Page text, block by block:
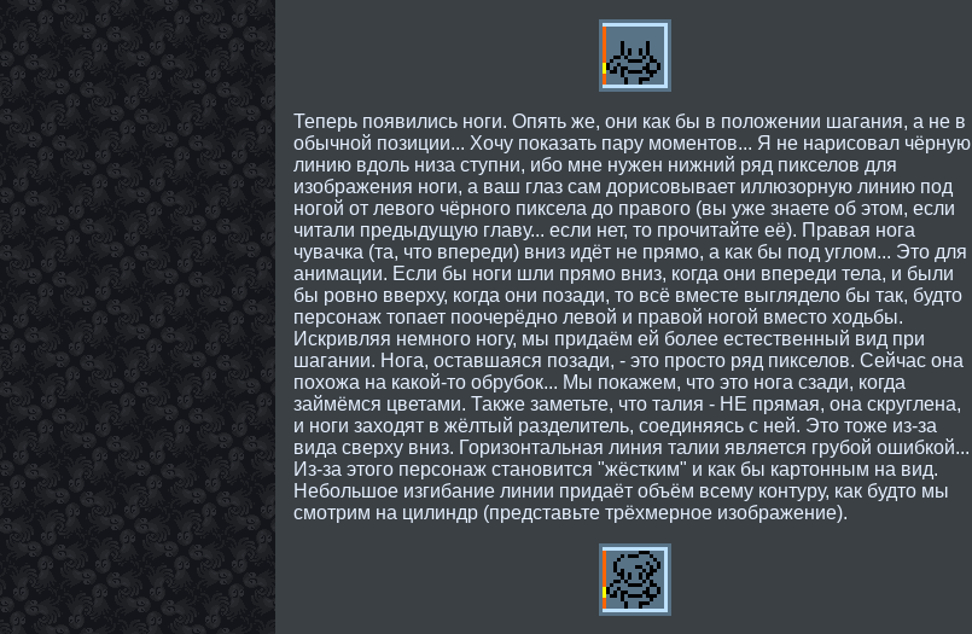
Теперь появились ноги. Опять же, они как бы в положении шагания, а не в
обычной позиции... Хочу показать пару моментов... Я не нарисовал чёрную
линию вдоль низа ступни, ибо мне нужен нижний ряд пикселов для
изображения ноги, а ваш глаз сам дорисовывает иллюзорную линию под
ногой от левого чёрного пиксела до правого (вы уже знаете об этом, если
читали предыдущую главу... если нет, то прочитайте её). Правая нога
чувачка (та, что впереди) вниз идёт не прямо, а как бы под углом... Это для
анимации. Если бы ноги шли прямо вниз, когда они впереди тела, и были
бы ровно вверху, когда они позади, то всё вместе выглядело бы так, будто
персонаж топает поочерёдно левой и правой ногой вместо ходьбы.
Искривляя немного ногу, мы придаём ей более естественный вид при
шагании. Нога, оставшаяся позади, - это просто ряд пикселов. Сейчас она
похожа на какой-то обрубок... Мы покажем, что это нога сзади, когда
займёмся цветами. Также заметьте, что талия - НЕ прямая, она скруглена,
и ноги заходят в жёлтый разделитель, соединяясь с ней. Это тоже из-за
вида сверху вниз. Горизонтальная линия талии является грубой ошибкой...
Из-за этого персонаж становится "жёстким" и как бы картонным на вид.
Небольшое изгибание линии придаёт объём всему контуру, как будто мы
смотрим на цилиндр (представьте трёхмерное изображение).